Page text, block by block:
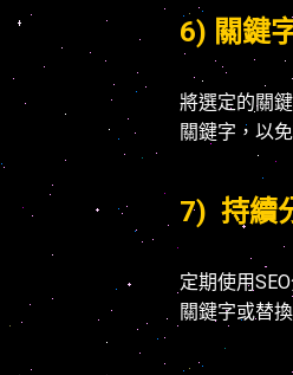
6) 關鍵
將選定的關
關鍵字，以
7) 持續
定期使用
關鍵字或替